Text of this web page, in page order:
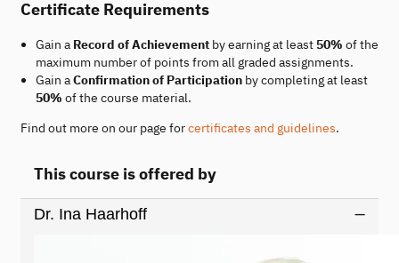
Certificate Requirements
Gain a Record of Achievementby earning at least 50% of the
maximum number of points from all graded assignments.
Gain aConfirmation of Participationby completing at least
50% of the course material.
Find out more on our page forcertificates and guidelines.
This course is offered by
Dr. Ina Haarhoff